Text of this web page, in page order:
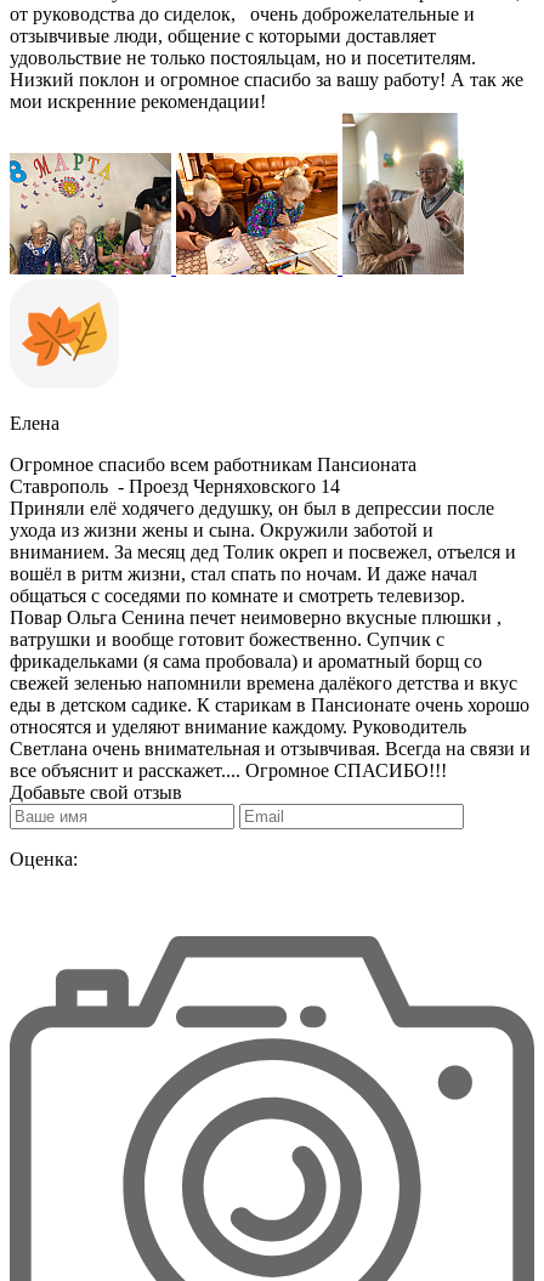
от руководства до сиделок, очень доброжелательные и
отзывчивые люди, общение с которыми доставляет
удовольствие не только постояльцам, но и посетителям.
Низкий поклон и огромное спасибо за вашу работу! А так же
мои искренние рекомендации!
Елена
Огромное спасибо всем работникам Пансионата
Ставрополь - Проезд Черняховского 14
Приняли елё ходячего дедушку, он был в депрессии после
ухода из жизни жены и сына. Окружили заботой и
вниманием. За месяц дед Толик окреп и посвежел, отъелся и
вошёл в ритм жизни, стал спать по ночам. И даже начал
общаться с соседями по комнате и смотреть телевизор.
Повар Ольга Сенина печет неимоверно вкусные плюшки ,
ватрушки и вообще готовит божественно. Супчик с
фрикадельками (я сама пробовала) и ароматный борщ со
свежей зеленью напомнили времена далёкого детства и вкус
еды в детском садике. К старикам в Пансионате очень хорошо
относятся и уделяют внимание каждому. Руководитель
Светлана очень внимательная и отзывчивая. Всегда на связи и
все объяснит и расскажет.... Огромное СПАСИБО!!!
Добавьте свой отзыв
Оценка: